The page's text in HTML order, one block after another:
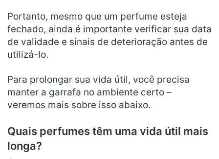
Portanto, mesmo que um perfume esteja
fechado, ainda é importante verificar sua data
de validade e sinais de deterioração antes de
utilizá-lo.
Para prolongar sua vida útil, você precisa
manter a garrafa no ambiente certo –
veremos mais sobre isso abaixo.
Quais perfumes têm uma vida útil mais
longa?